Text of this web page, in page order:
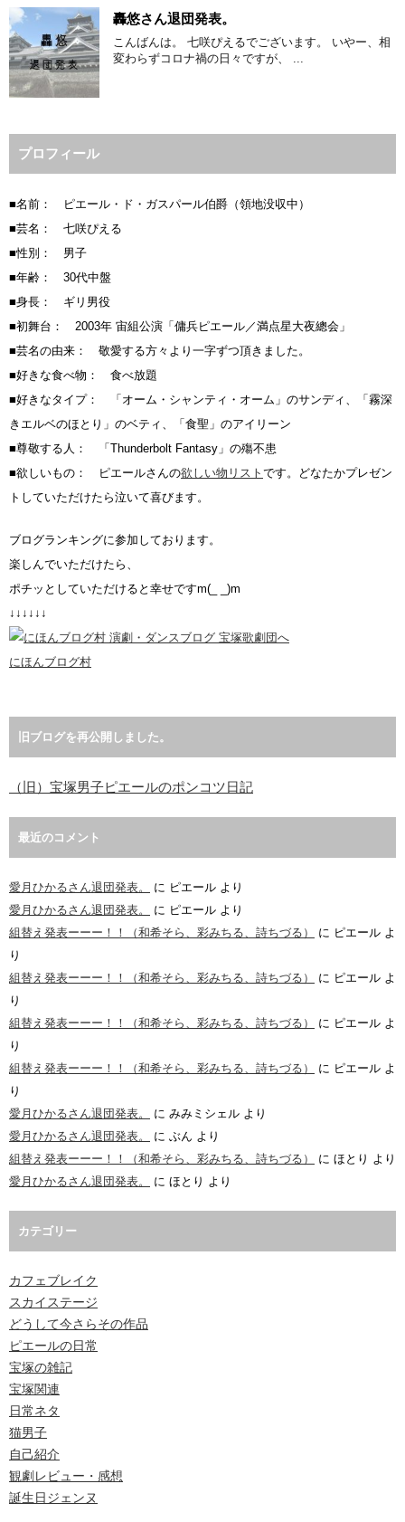
轟悠さん退団発表。
こんばんは。 七咲ぴえるでございます。 いやー、相
変わらずコロナ禍の日々ですが、 ...
プロフィール
■名前： ピエール・ド・ガスパール伯爵（領地没収中）
■芸名： 七咲ぴえる
■性別： 男子
■年齢： 30代中盤
■身長： ギリ男役
■初舞台： 2003年 宙組公演「傭兵ピエール／満点星大夜總会」
■芸名の由来： 敬愛する方々より一字ずつ頂きました。
■好きな食べ物： 食べ放題
■好きなタイプ： 「オーム・シャンティ・オーム」のサンディ、「霧深
きエルベのほとり」のベティ、「食聖」のアイリーン
■尊敬する人： 「Thunderbolt Fantasy」の殤不患
■欲しいもの： ピエールさんの欲しい物リスト です。どなたかプレゼン
トしていただけたら泣いて喜びます。
ブログランキングに参加しております。
楽しんでいただけたら、
ポチッとしていただけると幸せですm(_ _)m
↓↓↓↓↓↓
にほんブログ村
旧ブログを再公開しました。
（旧）宝塚男子ピエールのポンコツ日記
最近のコメント
愛月ひかるさん退団発表。 に ピエール より
愛月ひかるさん退団発表。
に ピエール より
組替え発表ーーー！！（和希そら、彩みちる、詩ちづる）
に ピエール よ
り
組替え発表ーーー！！（和希そら、彩みちる、詩ちづる）
に ピエール よ
り
組替え発表ーーー！！（和希そら、彩みちる、詩ちづる）
に ピエール よ
り
組替え発表ーーー！！（和希そら、彩みちる、詩ちづる）
に ピエール よ
り
愛月ひかるさん退団発表。
に みみミシェル より
愛月ひかるさん退団発表。
に ぶん より
組替え発表ーーー！！（和希そら、彩みちる、詩ちづる）
に ほとり より
愛月ひかるさん退団発表。
に ほとり より
カテゴリー
カフェブレイク
スカイステージ
どうして今さらその作品
ピエールの日常
宝塚の雑記
宝塚関連
日常ネタ
猫男子
自己紹介
観劇レビュー・感想
誕生日ジェンヌ